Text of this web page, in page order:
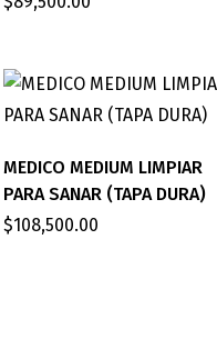
MEDICO MEDIUM LIMPIAR
PARA SANAR (TAPA DURA)
$108,500.00